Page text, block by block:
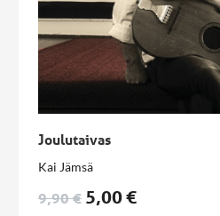
Joulutaivas
Kai Jämsä
9,90 € 5,00 €